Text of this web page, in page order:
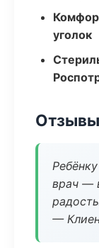
уголок
Отзывы
врач —
—